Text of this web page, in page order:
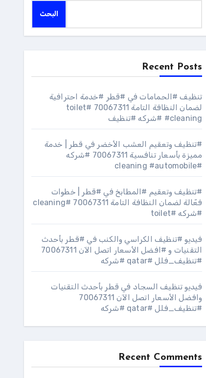
البحث
Recent Posts
تنظيف #الحمامات في #قطر #خدمة احترافية
لضمان النظافة التامة 70067311 #toilet
#cleaning #شركه #تنظيف
#تنظيف وتعقيم العشب الأخضر في قطر | خدمة
مميزة بأسعار تنافسية 70067311 #شركه
#cleaning #automobile
#تنظيف وتعقيم #المطابخ في #قطر | خطوات
فعّالة لضمان النظافة التامة 70067311 #cleaning
#شركه #toilet
فيديو #تنظيف الكراسي والكنب في #قطر بأحدث
التقنيات و #افضل الأسعار اتصل الآن 70067311
#تنظيف_فلل #qatar #شركه
فيديو تنظيف السجاد في قطر بأحدث التقنيات
وافضل الأسعار اتصل الآن 70067311
#تنظيف_فلل #qatar #شركه
Recent Comments